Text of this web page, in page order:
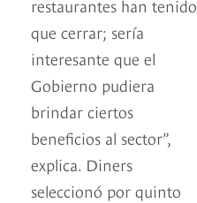
restaurantes han tenido
que cerrar; sería
interesante que el
Gobierno pudiera
brindar ciertos
beneficios al sector”,
explica. Diners
seleccionó por quinto